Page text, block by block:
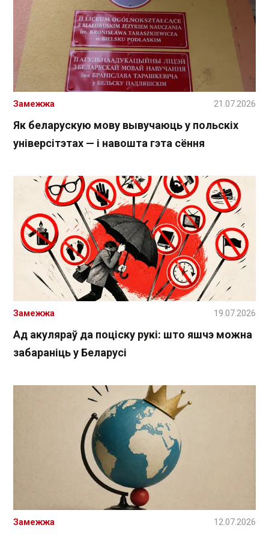
Як беларускую мову вывучаюць у польскіх
універсітэтах — і навошта гэта сёння
Замежжа 21.07.2026
Ад акуляраў да поціску рукі: што яшчэ можна
забараніць у Беларусі
Замежжа 19.07.2026
Замежжа 12.07.2026